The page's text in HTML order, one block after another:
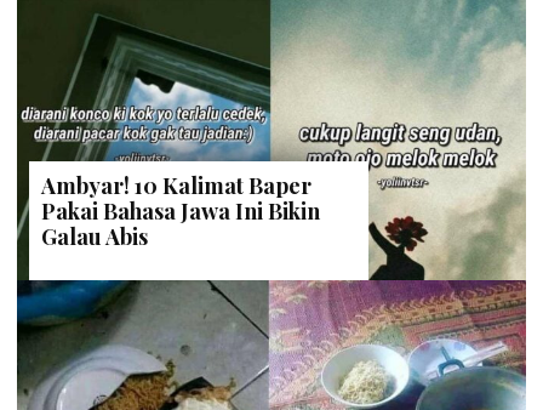
Ambyar! 10 Kalimat Baper
Pakai Bahasa Jawa Ini Bikin
Galau Abis